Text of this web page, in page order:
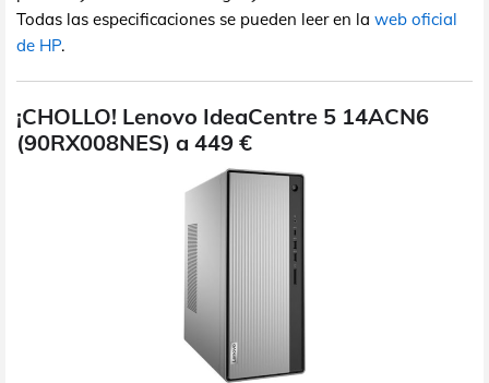
Todas las especificaciones se pueden leer en la web oficial
de HP.
¡CHOLLO! Lenovo IdeaCentre 5 14ACN6
(90RX008NES) a 449 €